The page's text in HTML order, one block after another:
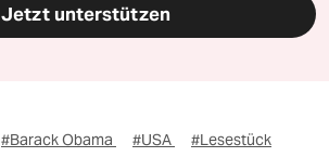
Jetzt unterstützen
#Barack Obama #USA
#Lesestück